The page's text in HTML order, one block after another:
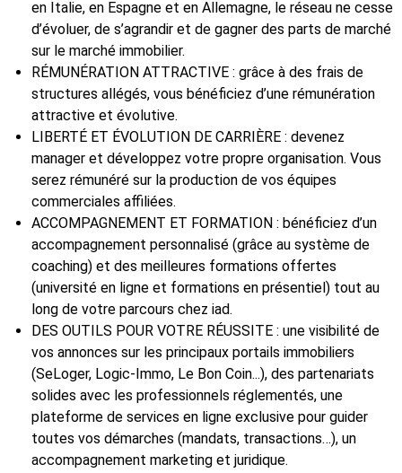
en Italie, en Espagne et en Allemagne, le réseau ne cesse
d’évoluer, de s’agrandir et de gagner des parts de marché
sur le marché immobilier.
RÉMUNÉRATION ATTRACTIVE : grâce à des frais de
structures allégés, vous bénéficiez d’une rémunération
attractive et évolutive.
LIBERTÉ ET ÉVOLUTION DE CARRIÈRE : devenez
manager et développez votre propre organisation. Vous
serez rémunéré sur la production de vos équipes
commerciales affiliées.
ACCOMPAGNEMENT ET FORMATION : bénéficiez d’un
accompagnement personnalisé (grâce au système de
coaching) et des meilleures formations offertes
(université en ligne et formations en présentiel) tout au
long de votre parcours chez iad.
DES OUTILS POUR VOTRE RÉUSSITE : une visibilité de
vos annonces sur les principaux portails immobiliers
(SeLoger, Logic-Immo, Le Bon Coin...), des partenariats
solides avec les professionnels réglementés, une
plateforme de services en ligne exclusive pour guider
toutes vos démarches (mandats, transactions…), un
accompagnement marketing et juridique.